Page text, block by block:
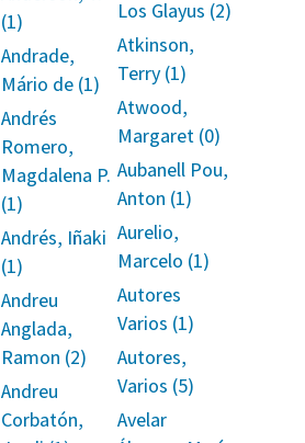
(1)
Andrade,
Mário de (1)
Andrés
Romero,
Magdalena P.
(1)
Andrés, Iñaki
(1)
Andreu
Anglada,
Ramon (2)
Andreu
Corbatón,
Los Glayus (2)
Atkinson,
Terry (1)
Atwood,
Margaret (0)
Aubanell Pou,
Anton (1)
Aurelio,
Marcelo (1)
Autores
Varios (1)
Autores,
Varios (5)
Avelar